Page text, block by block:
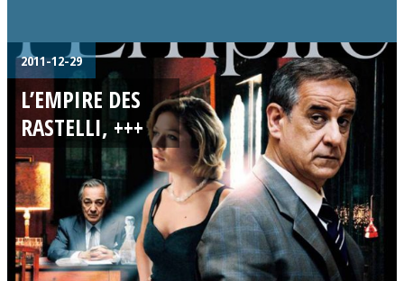
2011-12-29
L’EMPIRE DES
RASTELLI, +++